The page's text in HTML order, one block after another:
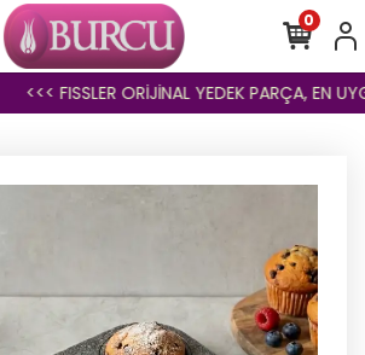
<<< FISSLER ORİJİNAL YEDEK PARÇA, EN
0